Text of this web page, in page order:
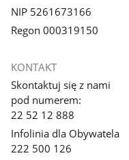
NIP 5261673166
Regon 000319150
KONTAKT
Skontaktuj się z nami
pod numerem:
22 52 12 888
Infolinia dla Obywatela
222 500 126